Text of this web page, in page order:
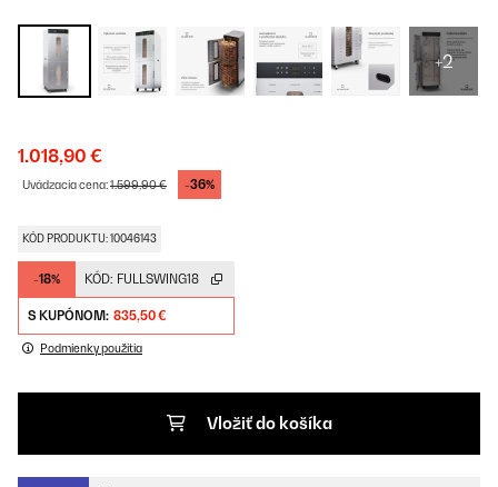
+2
1.018,90 €
Uvádzacia cena:1.599,90 € -36%
KÓD PRODUKTU: 10046143
-18% KÓD: FULLSWING18
S KUPÓNOM: 835,50 €
Podmienky použitia
Vložiť do košíka